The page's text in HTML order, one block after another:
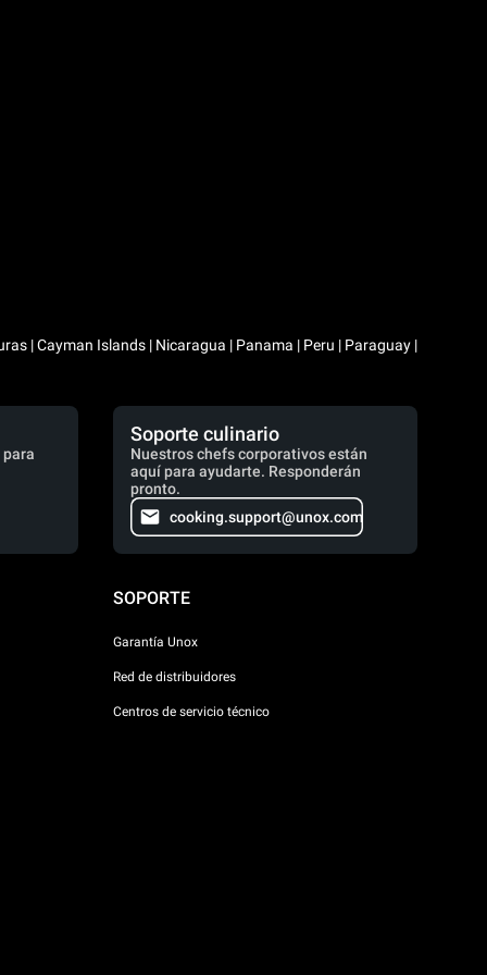
| Cayman Islands | Nicaragua | Panama | Peru | Paraguay |
Soporte culinario
Nuestros chefs corporativos están
aquí para ayudarte. Responderán
pronto.
cooking.support@unox.com
SOPORTE
Garantía Unox
Red de distribuidores
Centros de servicio técnico